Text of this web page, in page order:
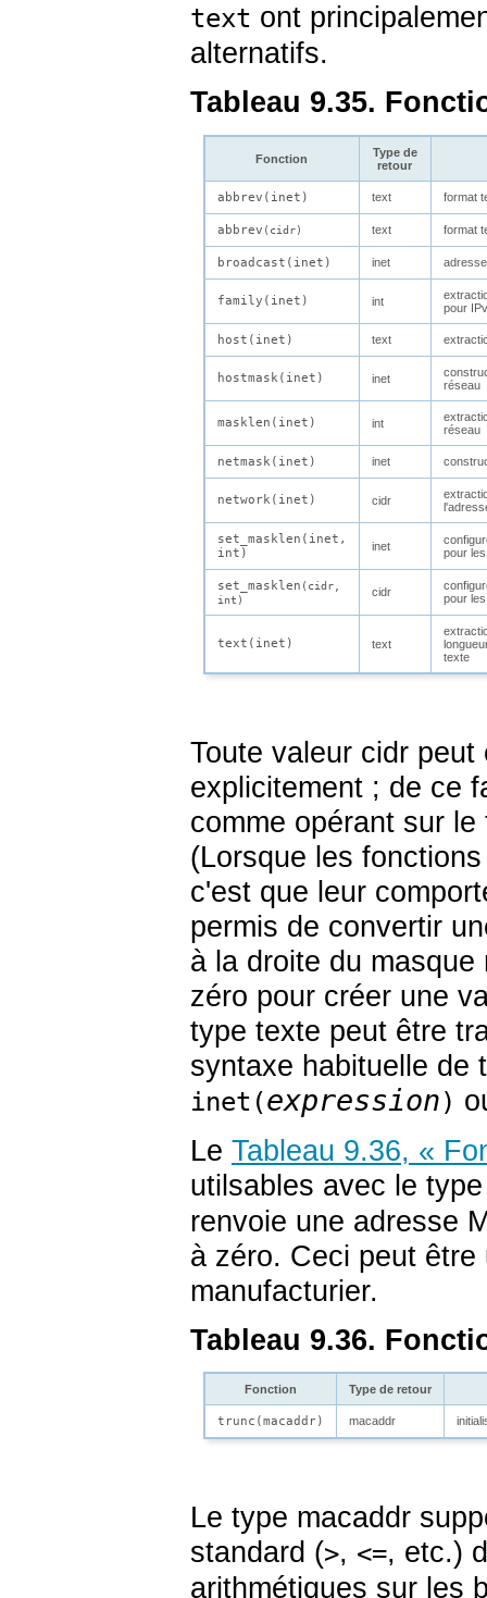
text ont
alternatifs.
Tableau 9.35.
Fonction
Type de
retour
abbrev( inet ) text format
abbrev ( cidr) text format
broadcast( inet ) inet
family( inet ) int
pour
host( inet ) text
hostmask( inet ) inet
réseau
masklen( inet ) int
réseau
netmask( inet ) inet
network( inet ) cidr
set_masklen( inet ,
int ) inet
pour
set_masklen ( cidr,
int )
cidr
pour
text( inet ) text
texte
Toute valeur cidr peut
explicitement ; de ce
comme opérant sur
(Lorsque les
c'est que leur
permis de convertir
à la droite du
zéro pour créer une
type texte peut être
syntaxe habituelle de
inet(expression)
Le Tableau 9.36, «
utilsables avec le
renvoie une adresse
à zéro. Ceci peut
manufacturier.
Tableau 9.36.
Fonction Type de retour
trunc( macaddr) macaddr
Le type macaddr
standard (>, <=, etc.)
arithmétiques sur les